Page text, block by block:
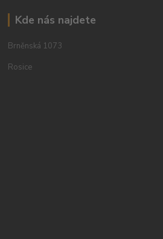
Kde nás najdete
Brněnská 1073
Rosice